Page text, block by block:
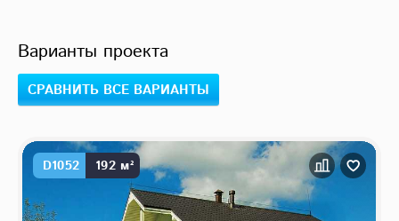
Варианты проекта
СРАВНИТЬ ВСЕ ВАРИАНТЫ
D1052 192 м²